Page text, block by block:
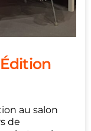
au salon
de